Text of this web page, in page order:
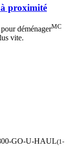
à proximité
déménagerMC
vite.
GO-U-HAUL(1-